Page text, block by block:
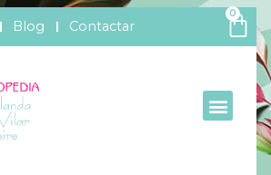
Blog Contactar
0